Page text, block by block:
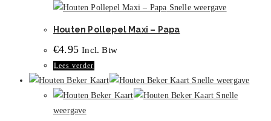
Snelle weergave
Houten Pollepel Maxi – Papa
€4.95 Incl. Btw
Lees verder
Snelle weergave
Snelle
weergave